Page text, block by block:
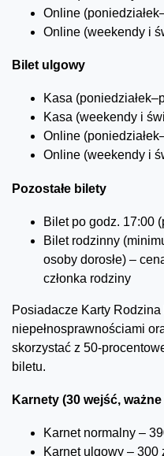
Online
Online (weekendy i
Bilet ulgowy
Kasa
Kasa (weekendy i
Online
Online (weekendy i
Pozostałe bilety
Bilet po godz. 17:00
Bilet rodzinny
osoby dorosłe) –
członka rodziny
Posiadacze Karty
niepełnosprawnościami
skorzystać z 50-
biletu.
Karnety (30 wejść,
Karnet normalny –
Karnet ulgowy – 300